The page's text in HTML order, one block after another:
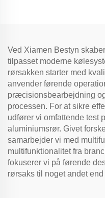
Ved Xiamen Bestyn
tilpasset moderne
rørsakken starter med
anvender førende
præcisionsbearbejdning
processen. For at sikre
udfører vi omfattende test
aluminiumsrør. Givet
samarbejder vi med
multifunktionalitet fra
fokuserer vi på førende
rørsaks til noget andet